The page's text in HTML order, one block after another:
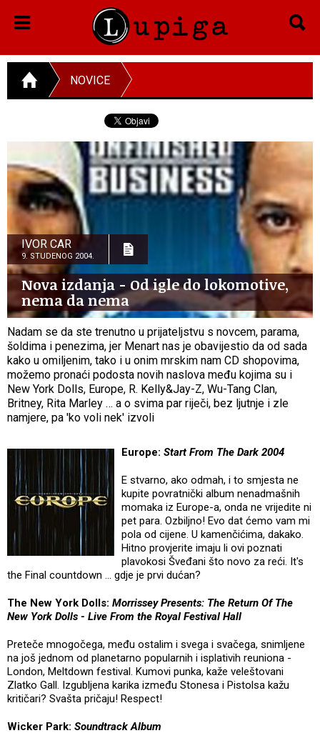
NOVICE
IVOR CAR
9. STUDENOG 2004.
Nova izdanja - Od igle do lokomotive,
nema da nema
Nadam se da ste trenutno u prijateljstvu s novcem, parama,
šoldima i penezima, jer Menart nas je obavijestio da od sada
kako u omiljenim, tako i u onim mrskim nam CD shopovima,
možemo pronaći podosta novih naslova među kojima su i
New York Dolls, Europe, R. Kelly&Jay-Z, Wu-Tang Clan,
Britney, Rita Marley … a o svima par riječi, bez ljutnje i zle
namjere, pa 'ko voli nek' izvoli
Europe: Start From The Dark 2004
E stvarno, ako odmah, i to smjesta ne
kupite povratnički album nenadmašnih
momaka iz Europe-a, onda ne vrijedite ni
pet para. Ozbiljno! Evo dat ćemo vam mi
pola od cijene. U kamenčićima, dakako.
Hitno provjerite imaju li ovi poznati
plavokosi Šveđani što novo za reći. It's
the Final countdown ... gdje je prvi dućan?
The New York Dolls: Morrissey Presents: The Return Of The
New York Dolls - Live From the Royal Festival Hall
Preteče mnogočega, među ostalim i svega i svačega, snimljene
na još jednom od planetarno popularnih i isplativih reuniona -
London, Meltdown festival. Kumovi punka, kaže veleštovani
Zlatko Gall. Izgubljena karika između Stonesa i Pistolsa kažu
kritičari? Svašta pričaju! Respect!
Wicker Park: Soundtrack Album